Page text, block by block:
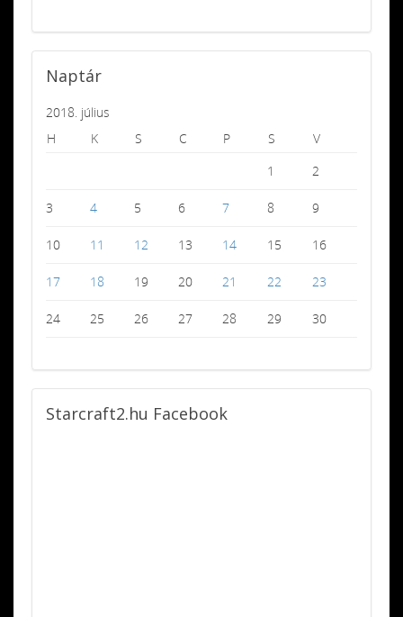
Naptár
2018. július
H
K S C P S
V
1
2
3 4 5 6 7 8 9
10 11 12 13 14 15 16
17 18 19 20 21 22 23
24 25 26 27 28 29 30
Starcraft2.hu Facebook